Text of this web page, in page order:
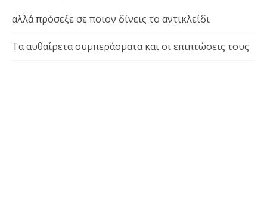
αλλά πρόσεξε σε ποιον δίνεις το αντικλείδι
Τα αυθαίρετα συμπεράσματα και οι επιπτώσεις τους